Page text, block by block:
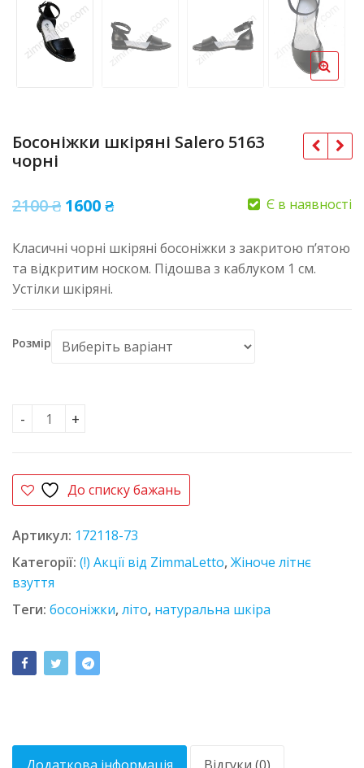
Босоніжки шкіряні Salero 5163
чорні
2100₴ Оригінальна
2100 ₴.
1600₴Поточна
1600 ₴.
Є в наявності
Класичні чорні шкіряні босоніжки з закритою п’ятою
та відкритим носком. Підошва з каблуком 1 см.
Устілки шкіряні.
Розмір
Босоніжки шкіряні Salero 5163 чорні кількість
До списку бажань
Артикул: 172118-73
Категорії: (!) Акції від ZimmaLetto,Жіноче літнє
взуття
Теги: босоніжки,літо, натуральна шкіра